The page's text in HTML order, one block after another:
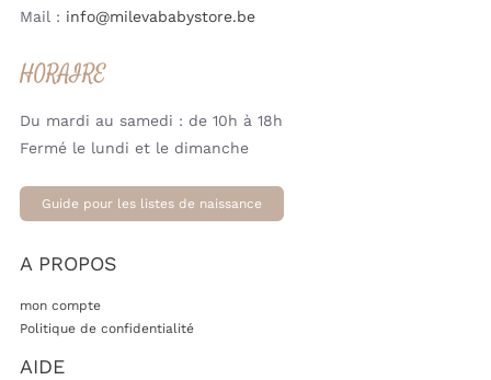
Mail : info@milevababystore.be
HORAIRE
Du mardi au samedi : de 10h à 18h
Fermé le lundi et le dimanche
Guide pour les listes de naissance
A PROPOS
mon compte
Politique de confidentialité
AIDE